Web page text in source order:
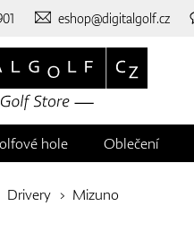
eshop@digitalgolf.cz
hole Oblečení
Drivery Mizuno